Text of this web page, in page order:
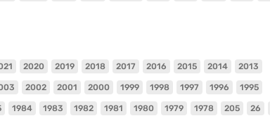
2020 2019 2018 2017 2016 2015 2014 2013
2002 2001 2000 1999 1998 1997 1996 1995
1984 1983 1982 1981 1980 1979 1978 205 26